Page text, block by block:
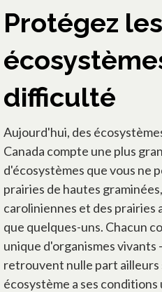
Protégez les
difficulté
Aujourd'hui, des
Canada compte une plus
d'écosystèmes que vous ne
prairies de hautes
caroliniennes et des prairies
que quelques-uns. Chacun
unique d'organismes
retrouvent nulle part ailleurs
écosystème a ses conditions